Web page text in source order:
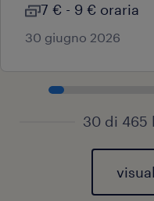
7 € - 9 € oraria
30 giugno 2026
30 di 465